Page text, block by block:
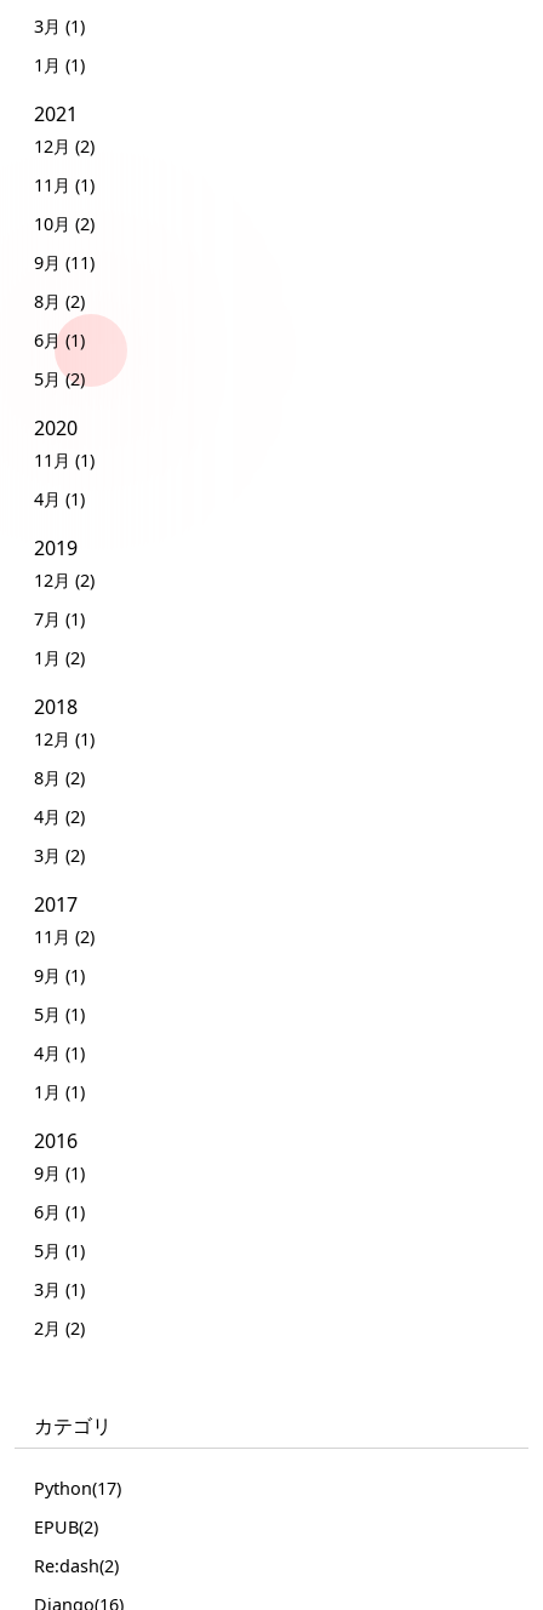
3月 (1)
1月 (1)
2021
12月 (2)
11月 (1)
10月 (2)
9月 (11)
8月 (2)
6月 (1)
5月 (2)
2020
11月 (1)
4月 (1)
2019
12月 (2)
7月 (1)
1月 (2)
2018
12月 (1)
8月 (2)
4月 (2)
3月 (2)
2017
11月 (2)
9月 (1)
5月 (1)
4月 (1)
1月 (1)
2016
9月 (1)
6月 (1)
5月 (1)
3月 (1)
2月 (2)
カテゴリ
Python(17)
EPUB(2)
Re:dash(2)
Django(16)